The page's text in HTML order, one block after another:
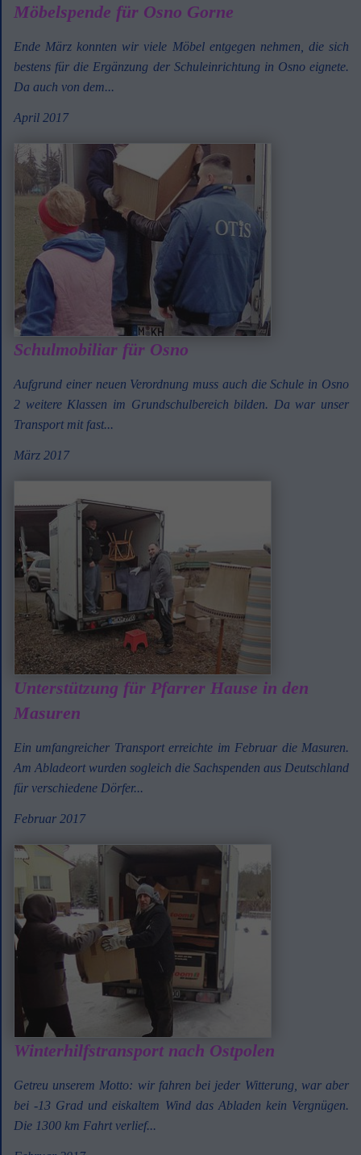
Möbelspende für Osno Gorne
Ende März konnten wir viele Möbel entgegen nehmen, die sich
bestens für die Ergänzung der Schuleinrichtung in Osno eignete.
Da auch von dem...
April 2017
Schulmobiliar für Osno
Aufgrund einer neuen Verordnung muss auch die Schule in Osno
2 weitere Klassen im Grundschulbereich bilden. Da war unser
Transport mit fast...
März 2017
Unterstützung für Pfarrer Hause in den
Masuren
Ein umfangreicher Transport erreichte im Februar die Masuren.
Am Abladeort wurden sogleich die Sachspenden aus Deutschland
für verschiedene Dörfer...
Februar 2017
Winterhilfstransport nach Ostpolen
Getreu unserem Motto: wir fahren bei jeder Witterung, war aber
bei -13 Grad und eiskaltem Wind das Abladen kein Vergnügen.
Die 1300 km Fahrt verlief...